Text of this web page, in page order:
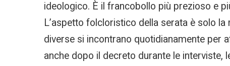
ideologico. È il francobollo più prezioso e
L’aspetto folcloristico della serata è solo
diverse si incontrano quotidianamente per
anche dopo il decreto durante le